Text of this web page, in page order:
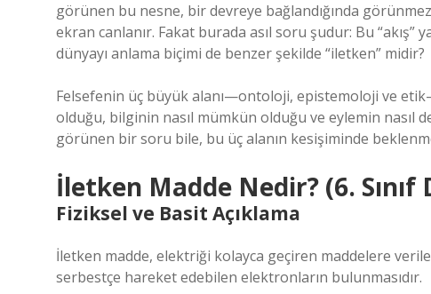
görünen bu nesne, bir devreye bağlandığında
ekran canlanır. Fakat burada asıl soru şudur: Bu “akış”
dünyayı anlama biçimi de benzer şekilde “iletken” midir?
Felsefenin üç büyük alanı—ontoloji, epistemoloji ve
olduğu, bilginin nasıl mümkün olduğu ve eylemin nasıl
görünen bir soru bile, bu üç alanın kesişiminde
İletken Madde Nedir? (6.
Fiziksel ve Basit Açıklama
İletken madde, elektriği kolayca geçiren maddelere
serbestçe hareket edebilen elektronların bulunmasıdır.